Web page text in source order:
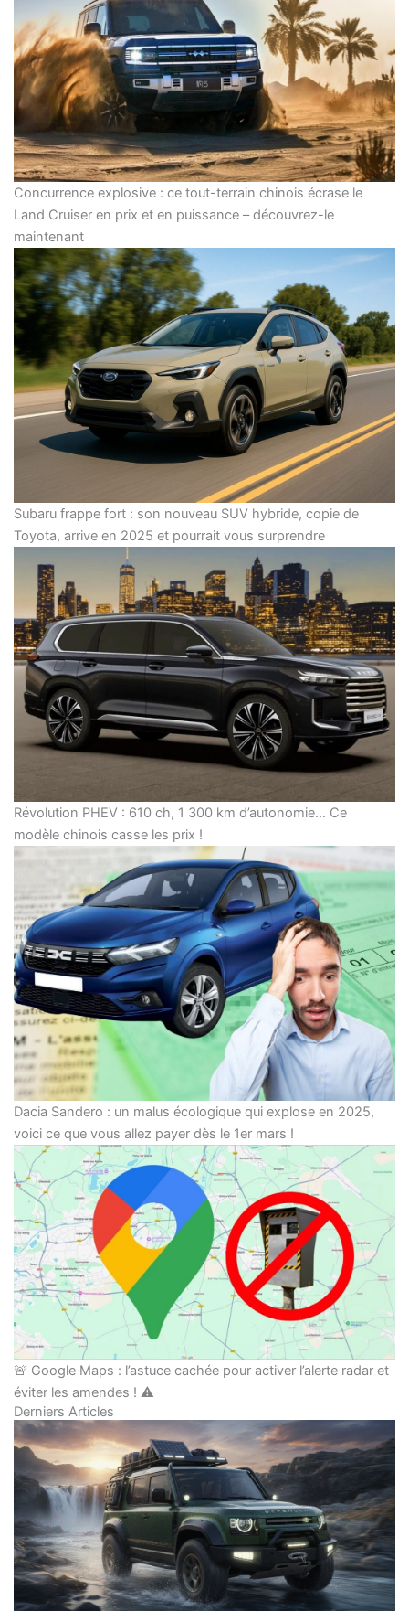
Concurrence explosive : ce tout-terrain chinois écrase le
Land Cruiser en prix et en puissance – découvrez-le
maintenant
Subaru frappe fort : son nouveau SUV hybride, copie de
Toyota, arrive en 2025 et pourrait vous surprendre
Révolution PHEV : 610 ch, 1 300 km d’autonomie… Ce
modèle chinois casse les prix !
Dacia Sandero : un malus écologique qui explose en 2025,
voici ce que vous allez payer dès le 1er mars !
🚨 Google Maps : l’astuce cachée pour activer l’alerte radar et
éviter les amendes ! ⚠️
Derniers Articles